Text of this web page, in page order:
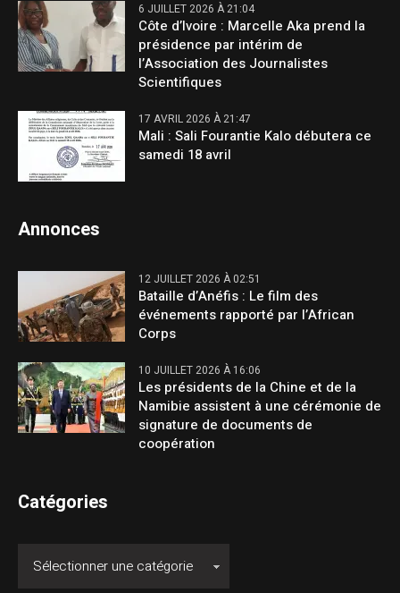
6 JUILLET 2026 À 21:04
Côte d’Ivoire : Marcelle Aka prend la
présidence par intérim de
l’Association des Journalistes
Scientifiques
17 AVRIL 2026 À 21:47
Mali : Sali Fourantie Kalo débutera ce
samedi 18 avril
Annonces
12 JUILLET 2026 À 02:51
Bataille d’Anéfis : Le film des
événements rapporté par l’African
Corps
10 JUILLET 2026 À 16:06
Les présidents de la Chine et de la
Namibie assistent à une cérémonie de
signature de documents de
coopération
Catégories